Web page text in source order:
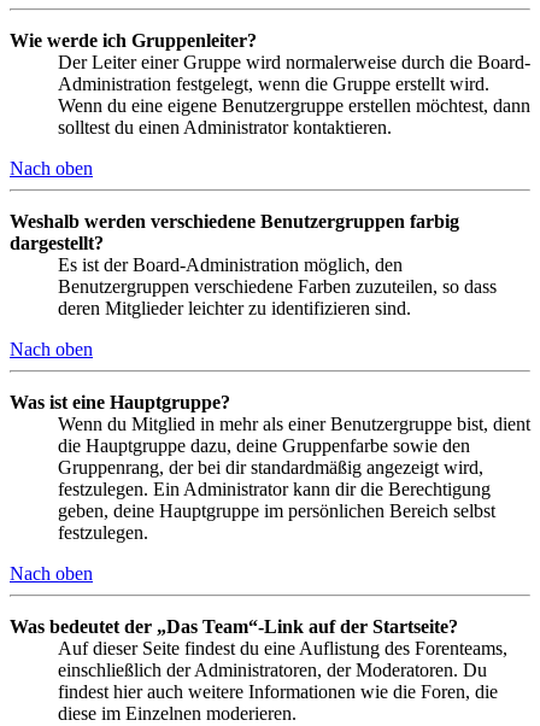
Wie werde ich Gruppenleiter?
Der Leiter einer Gruppe wird normalerweise durch die Board-
Administration festgelegt, wenn die Gruppe erstellt wird.
Wenn du eine eigene Benutzergruppe erstellen möchtest, dann
solltest du einen Administrator kontaktieren.
Nach oben
Weshalb werden verschiedene Benutzergruppen farbig
dargestellt?
Es ist der Board-Administration möglich, den
Benutzergruppen verschiedene Farben zuzuteilen, so dass
deren Mitglieder leichter zu identifizieren sind.
Nach oben
Was ist eine Hauptgruppe?
Wenn du Mitglied in mehr als einer Benutzergruppe bist, dient
die Hauptgruppe dazu, deine Gruppenfarbe sowie den
Gruppenrang, der bei dir standardmäßig angezeigt wird,
festzulegen. Ein Administrator kann dir die Berechtigung
geben, deine Hauptgruppe im persönlichen Bereich selbst
festzulegen.
Nach oben
Was bedeutet der „Das Team“-Link auf der Startseite?
Auf dieser Seite findest du eine Auflistung des Forenteams,
einschließlich der Administratoren, der Moderatoren. Du
findest hier auch weitere Informationen wie die Foren, die
diese im Einzelnen moderieren.